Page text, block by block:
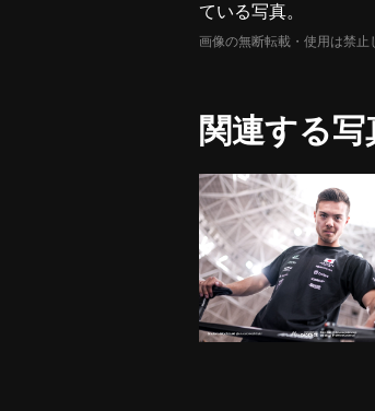
ている写真。
画像の無断転載・使用は禁
関連する写